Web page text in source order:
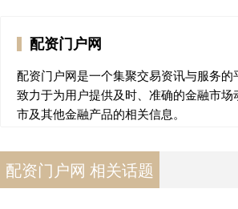
配资门户网
配资门户网是一个集聚交易资讯与服务的
致力于为用户提供及时、准确的金融市
市及其他金融产品的相关信息。
配资门户网 相关话题